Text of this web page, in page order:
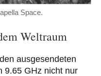
Space.
Weltraum
ausgesendeten
9.65 GHz nicht nur